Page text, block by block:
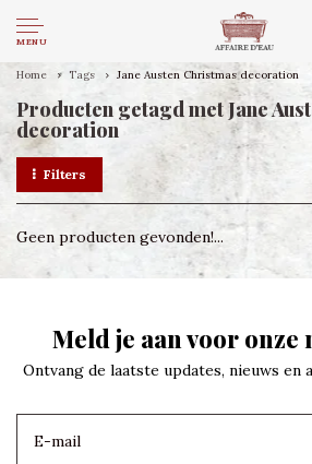
MENU
Home Tags Jane Austen Christmas decoration
Producten getagd met Jane
decoration
Filters
Geen producten gevonden!...
Meld je aan voor onze
Ontvang de laatste updates, nieuws en